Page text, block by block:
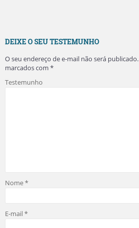
DEIXE O SEU TESTEMUNHO
O seu endereço de e-mail não será publicado.
marcados com *
Testemunho
Nome*
E-mail*